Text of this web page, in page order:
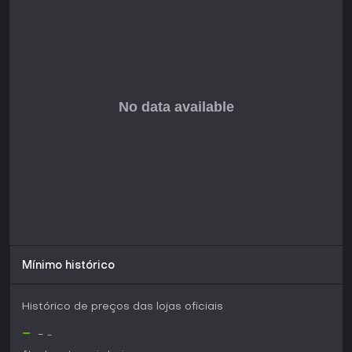
plataformas como YouTube e Reddit o descrevem como
Mínimo histórico
Histórico de preços das lojas oficiais
- - -